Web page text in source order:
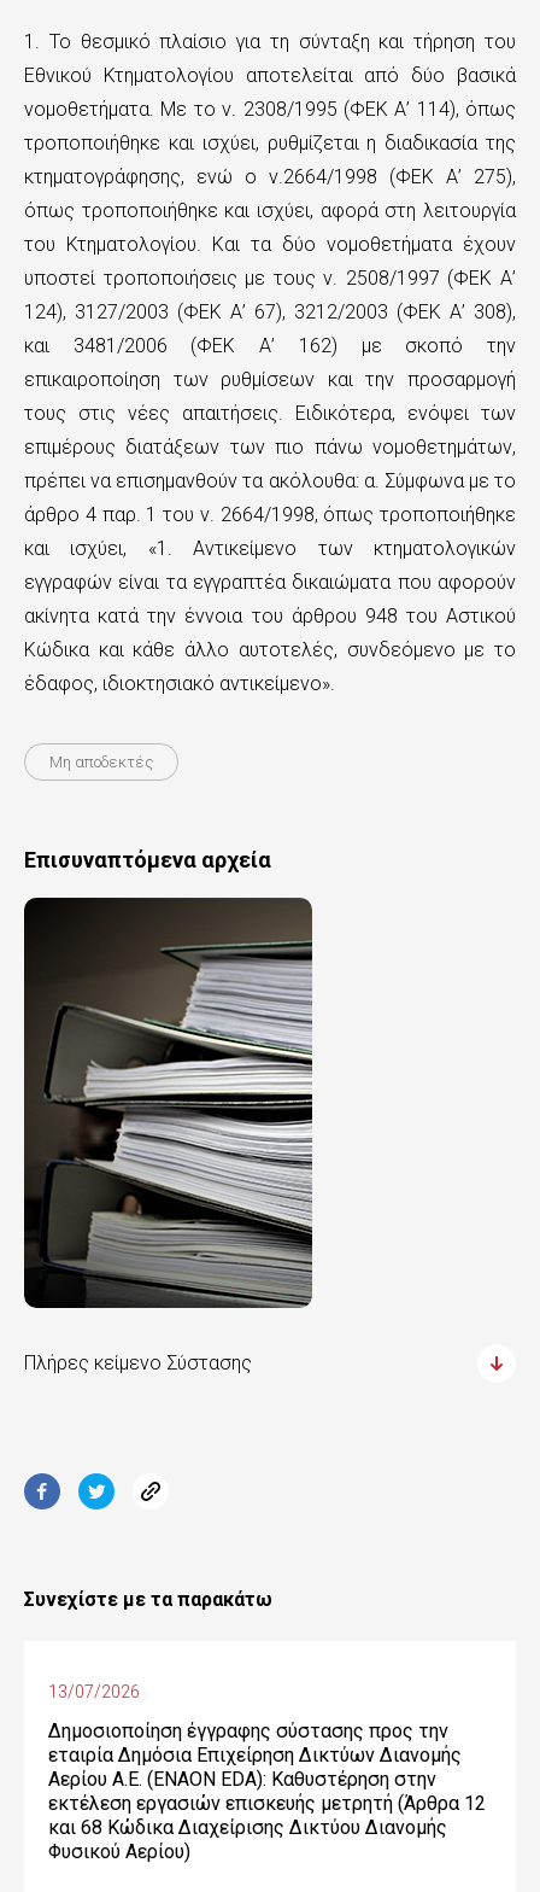
1. Το θεσμικό πλαίσιο για τη σύνταξη και τήρηση του
Εθνικού Κτηματολογίου αποτελείται από δύο βασικά
νομοθετήματα. Με το ν. 2308/1995 (ΦΕΚ Α’ 114), όπως
τροποποιήθηκε και ισχύει, ρυθμίζεται η διαδικασία της
κτηματογράφησης, ενώ ο ν.2664/1998 (ΦΕΚ Α’ 275),
όπως τροποποιήθηκε και ισχύει, αφορά στη λειτουργία
του Κτηματολογίου. Και τα δύο νομοθετήματα έχουν
υποστεί τροποποιήσεις με τους ν. 2508/1997 (ΦΕΚ Α’
124), 3127/2003 (ΦΕΚ Α’ 67), 3212/2003 (ΦΕΚ Α’ 308),
και 3481/2006 (ΦΕΚ Α’ 162) με σκοπό την
επικαιροποίηση των ρυθμίσεων και την προσαρμογή
τους στις νέες απαιτήσεις. Ειδικότερα, ενόψει των
επιμέρους διατάξεων των πιο πάνω νομοθετημάτων,
πρέπει να επισημανθούν τα ακόλουθα: α. Σύμφωνα με το
άρθρο 4 παρ. 1 του ν. 2664/1998, όπως τροποποιήθηκε
και ισχύει, «1. Αντικείμενο των κτηματολογικών
εγγραφών είναι τα εγγραπτέα δικαιώματα που αφορούν
ακίνητα κατά την έννοια του άρθρου 948 του Αστικού
Κώδικα και κάθε άλλο αυτοτελές, συνδεόμενο με το
έδαφος, ιδιοκτησιακό αντικείμενο».
Μη αποδεκτές
Επισυναπτόμενα αρχεία
Πλήρες κείμενο Σύστασης
Συνεχίστε με τα παρακάτω
13/07/2026
Δημοσιοποίηση έγγραφης σύστασης προς την
εταιρία Δημόσια Επιχείρηση Δικτύων Διανομής
Αερίου Α.Ε. (ENAON EDA): Καθυστέρηση στην
εκτέλεση εργασιών επισκευής μετρητή (Άρθρα 12
και 68 Κώδικα Διαχείρισης Δικτύου Διανομής
Φυσικού Αερίου)